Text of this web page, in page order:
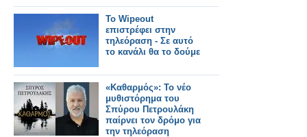
Το Wipeout
επιστρέφει στην
τηλεόραση - Σε αυτό
το κανάλι θα το δούμε
«Καθαρμός»: Το νέο
μυθιστόρημα του
Σπύρου Πετρουλάκη
παίρνει τον δρόμο για
την τηλεόραση